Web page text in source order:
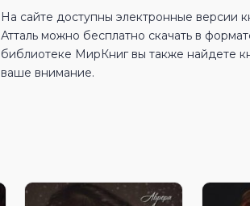
На сайте доступны электронные версии
Атталь можно бесплатно скачать в
библиотеке МирКниг вы также найдете
ваше внимание.